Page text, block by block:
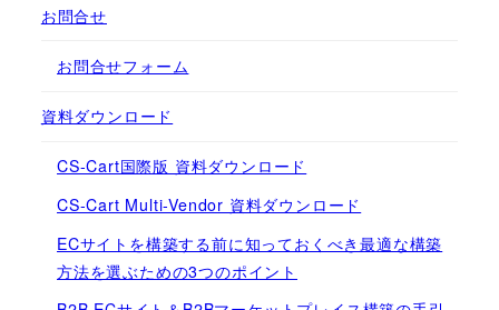
お問合せ
お問合せフォーム
資料ダウンロード
CS-Cart国際版 資料ダウンロード
CS-Cart Multi-Vendor 資料ダウンロード
ECサイトを構築する前に知っておくべき最適な構築
方法を選ぶための3つのポイント